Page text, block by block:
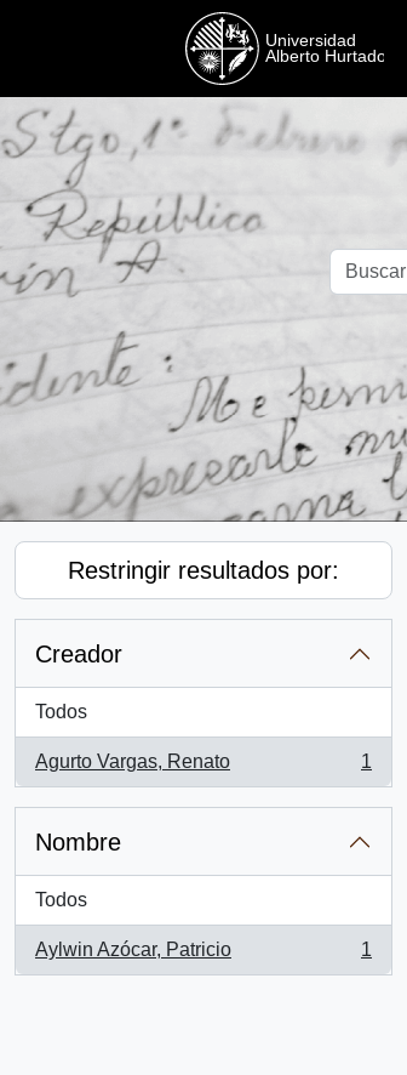
Restringir resultados por:
Creador
Todos
Agurto Vargas, Renato
, 1 resultados
1
Nombre
Todos
Aylwin Azócar, Patricio
, 1 resultados
1